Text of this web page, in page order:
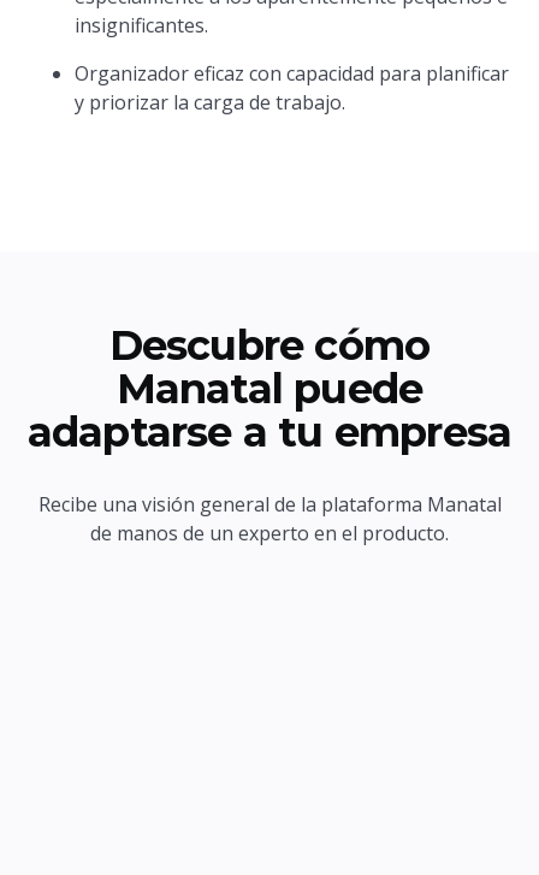
insignificantes.
Organizador eficaz con capacidad para planificar
y priorizar la carga de trabajo.
Descubre cómo
Manatal puede
adaptarse a tu empresa
Recibe una visión general de la plataforma Manatal
de manos de un experto en el producto.